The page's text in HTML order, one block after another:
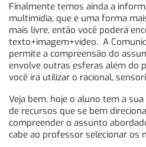
Finalmente temos ainda a
multimídia, que é uma forma
mais livre, então você poderá
texto+imagem+vídeo. A
permite a compreensão do
envolve outras esferas além do
você irá utilizar o racional,
Veja bem, hoje o aluno tem a
de recursos que se bem
compreender o assunto
cabe ao professor selecionar os